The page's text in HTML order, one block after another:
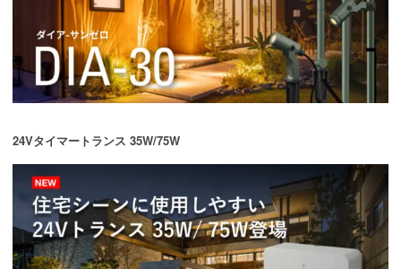
24Vタイマートランス 35W/75W